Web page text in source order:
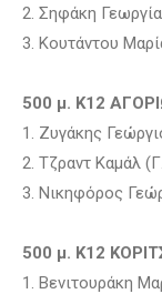
2. Σηφάκη
3. Κουτάντου
500 μ. Κ12
1. Ζυγάκης
2. Τζραντ Καμάλ
3. Νικηφόρος
500 μ. Κ12
1. Βενιτουράκη